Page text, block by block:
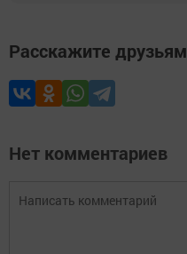
Расскажите друзьям
Нет комментариев